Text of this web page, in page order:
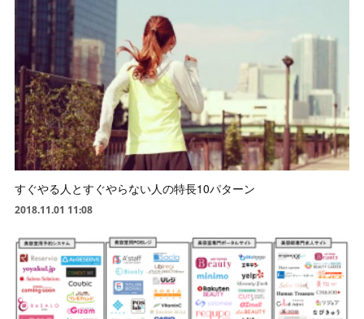
すぐやる人とすぐやらない人の特長10パターン
2018.11.01 11:08